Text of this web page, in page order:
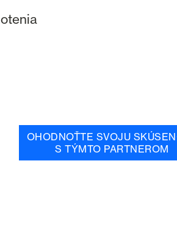
OHODNOŤTE SVOJU
S TÝMTO PARTNEROM